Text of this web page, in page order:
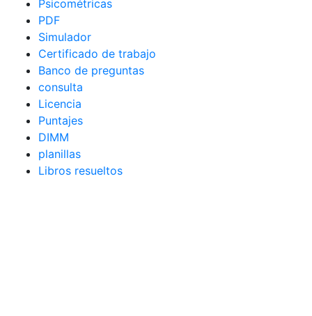
Psicométricas
PDF
Simulador
Certificado de trabajo
Banco de preguntas
consulta
Licencia
Puntajes
DIMM
planillas
Libros resueltos